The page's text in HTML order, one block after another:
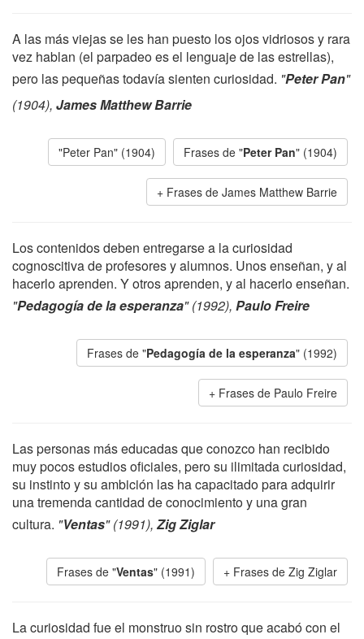
A las más viejas se les han puesto los ojos vidriosos y rara
vez hablan (el parpadeo es el lenguaje de las estrellas),
pero las pequeñas todavía sienten curiosidad. "Peter Pan"
(1904), James Matthew Barrie
"Peter Pan" (1904) Frases de "Peter Pan" (1904)
Frases de James Matthew Barrie
Los contenidos deben entregarse a la curiosidad
cognoscitiva de profesores y alumnos. Unos enseñan, y al
hacerlo aprenden. Y otros aprenden, y al hacerlo enseñan.
"Pedagogía de la esperanza" (1992), Paulo Freire
Frases de "Pedagogía de la esperanza" (1992)
Frases de Paulo Freire
Las personas más educadas que conozco han recibido
muy pocos estudios oficiales, pero su ilimitada curiosidad,
su instinto y su ambición las ha capacitado para adquirir
una tremenda cantidad de conocimiento y una gran
cultura. "Ventas" (1991), Zig Ziglar
Frases de "Ventas" (1991) Frases de Zig Ziglar
La curiosidad fue el monstruo sin rostro que acabó con el